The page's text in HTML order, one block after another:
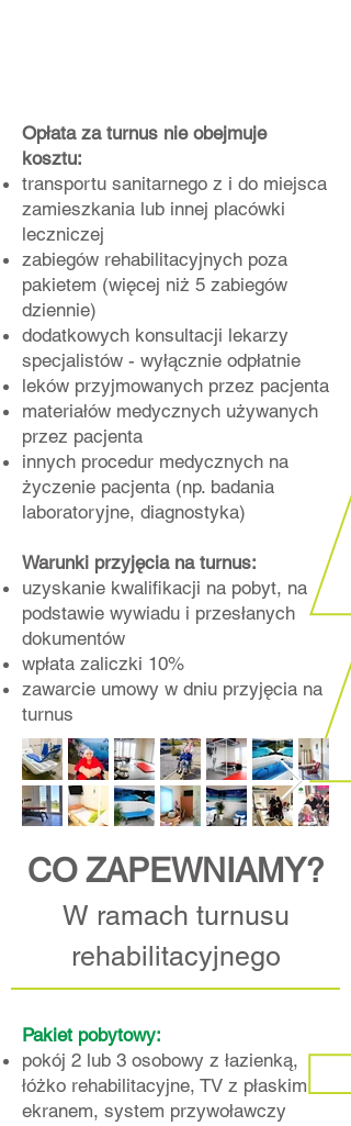
Opłata za turnus nie obejmuje
kosztu:
transportu sanitarnego z i do miejsca
zamieszkania lub innej placówki
leczniczej
zabiegów rehabilitacyjnych poza
pakietem (więcej niż 5 zabiegów
dziennie)
dodatkowych konsultacji lekarzy
specjalistów - wyłącznie odpłatnie
leków przyjmowanych przez pacjenta
materiałów medycznych używanych
przez pacjenta
innych procedur medycznych na
życzenie pacjenta (np. badania
laboratoryjne, diagnostyka)
Warunki przyjęcia na turnus:
uzyskanie kwalifikacji na pobyt, na
podstawie wywiadu i przesłanych
dokumentów
wpłata zaliczki 10%
zawarcie umowy w dniu przyjęcia na
turnus
CO ZAPEWNIAMY?
W ramach turnusu
rehabilitacyjnego
Pakiet pobytowy:​
pokój 2 lub 3 osobowy z łazienką,
łóżko rehabilitacyjne, TV z płaskim
ekranem, system przywoławczy